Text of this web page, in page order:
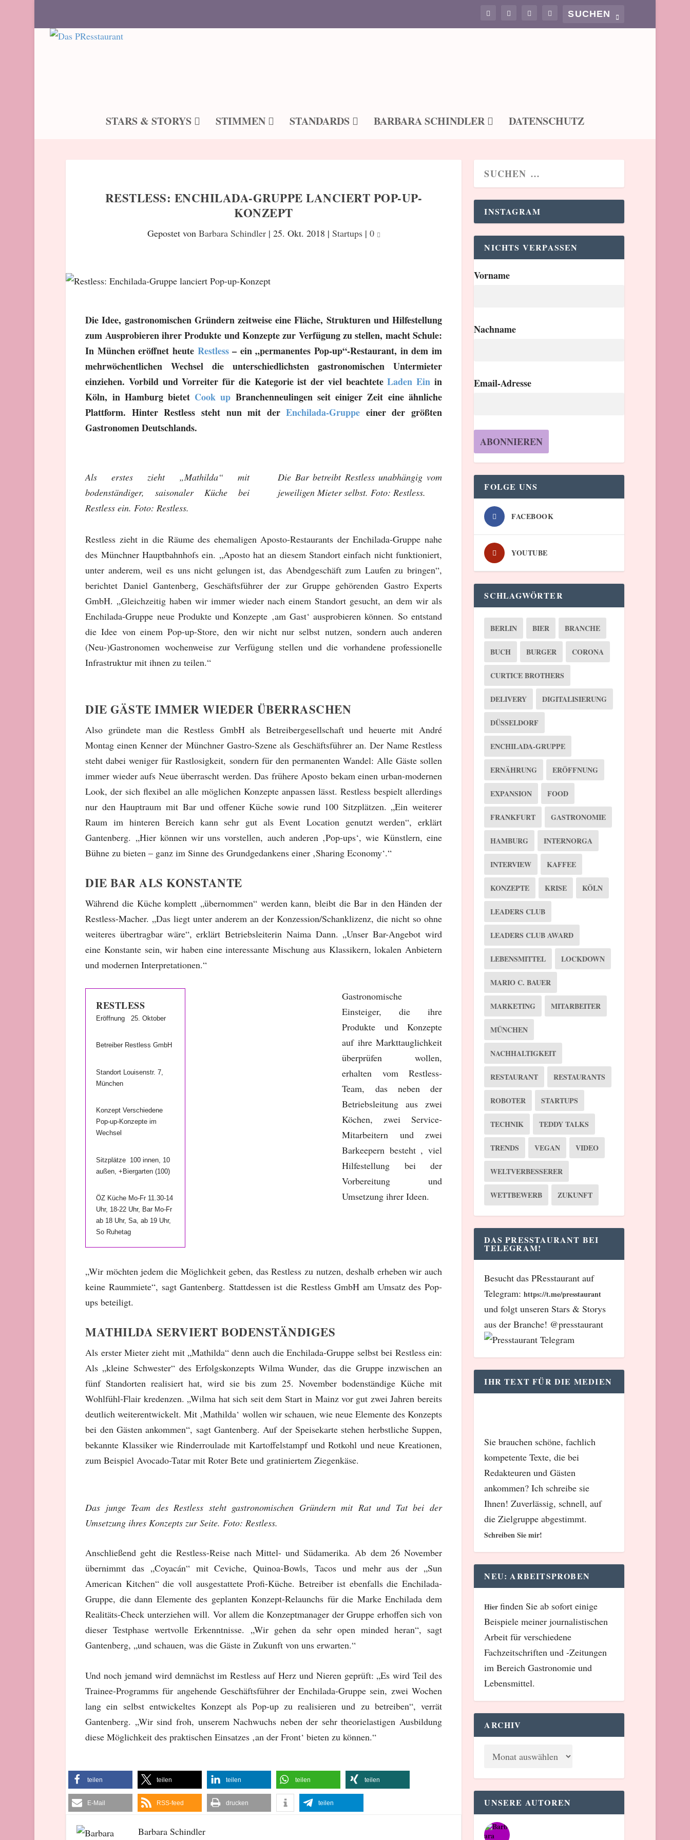
STARS & STORYS STIMMEN STANDARDS BARBARA SCHINDLER DATENSCHUTZ
RESTLESS: ENCHILADA-GRUPPE LANCIERT POP-UP-
KONZEPT
Gepostet von Barbara Schindler| 25. Okt. 2018 | Startups| 0
Die Idee, gastronomischen Gründern zeitweise eine Fläche, Strukturen und Hilfestellung
zum Ausprobieren ihrer Produkte und Konzepte zur Verfügung zu stellen, macht Schule:
In München eröffnet heute Restless– ein „permanentes Pop-up“-Restaurant, in dem im
mehrwöchentlichen Wechsel die unterschiedlichsten gastronomischen Untermieter
einziehen. Vorbild und Vorreiter für die Kategorie ist der viel beachteteLaden Ein in
Köln, in Hamburg bietet Cook up Branchenneulingen seit einiger Zeit eine ähnliche
Plattform. Hinter Restless steht nun mit derEnchilada-Gruppe einer der größten
Gastronomen Deutschlands.
Als erstes zieht „Mathilda“ mit
bodenständiger, saisonaler Küche bei
Restless ein. Foto: Restless.
Die Bar betreibt Restless unabhängig vom
jeweiligen Mieter selbst. Foto: Restless.
Restless zieht in die Räume des ehemaligen Aposto-Restaurants der Enchilada-Gruppe nahe
des Münchner Hauptbahnhofs ein. „Aposto hat an diesem Standort einfach nicht funktioniert,
unter anderem, weil es uns nicht gelungen ist, das Abendgeschäft zum Laufen zu bringen“,
berichtet Daniel Gantenberg, Geschäftsführer der zur Gruppe gehörenden Gastro Experts
GmbH. „Gleichzeitig haben wir immer wieder nach einem Standort gesucht, an dem wir als
Enchilada-Gruppe neue Produkte und Konzepte ‚am Gast‘ ausprobieren können. So entstand
die Idee von einem Pop-up-Store, den wir nicht nur selbst nutzen, sondern auch anderen
(Neu-)Gastronomen wochenweise zur Verfügung stellen und die vorhandene professionelle
Infrastruktur mit ihnen zu teilen.“
DIE GÄSTE IMMER WIEDER ÜBERRASCHEN
Also gründete man die Restless GmbH als Betreibergesellschaft und heuerte mit André
Montag einen Kenner der Münchner Gastro-Szene als Geschäftsführer an. Der Name Restless
steht dabei weniger für Rastlosigkeit, sondern für den permanenten Wandel: Alle Gäste sollen
immer wieder aufs Neue überrascht werden. Das frühere Aposto bekam einen urban-modernen
Look, der sich flexibel an alle möglichen Konzepte anpassen lässt. Restless bespielt allerdings
nur den Hauptraum mit Bar und offener Küche sowie rund 100 Sitzplätzen. „Ein weiterer
Raum im hinteren Bereich kann sehr gut als Event Location genutzt werden“, erklärt
Gantenberg. „Hier können wir uns vorstellen, auch anderen ‚Pop-ups‘, wie Künstlern, eine
Bühne zu bieten – ganz im Sinne des Grundgedankens einer ‚Sharing Economy‘.“
DIE BAR ALS KONSTANTE
Während die Küche komplett „übernommen“ werden kann, bleibt die Bar in den Händen der
Restless-Macher. „Das liegt unter anderem an der Konzession/Schanklizenz, die nicht so ohne
weiteres übertragbar wäre“, erklärt Betriebsleiterin Naima Dann. „Unser Bar-Angebot wird
eine Konstante sein, wir haben eine interessante Mischung aus Klassikern, lokalen Anbietern
und modernen Interpretationen.“
RESTLESS
Eröffnung 25. Oktober
Betreiber Restless GmbH
Standort Louisenstr. 7,
München
Konzept Verschiedene
Pop-up-Konzepte im
Wechsel
Sitzplätze 100 innen, 10
außen, +Biergarten (100)
ÖZ Küche Mo-Fr 11.30-14
Uhr, 18-22 Uhr, Bar Mo-Fr
ab 18 Uhr, Sa, ab 19 Uhr,
So Ruhetag
Gastronomische
Einsteiger, die ihre
Produkte und Konzepte
auf ihre Markttauglichkeit
überprüfen wollen,
erhalten vom Restless-
Team, das neben der
Betriebsleitung aus zwei
Köchen, zwei Service-
Mitarbeitern und zwei
Barkeepern besteht , viel
Hilfestellung bei der
Vorbereitung und
Umsetzung ihrer Ideen.
„Wir möchten jedem die Möglichkeit geben, das Restless zu nutzen, deshalb erheben wir auch
keine Raummiete“, sagt Gantenberg. Stattdessen ist die Restless GmbH am Umsatz des Pop-
ups beteiligt.
MATHILDA SERVIERT BODENSTÄNDIGES
Als erster Mieter zieht mit „Mathilda“ denn auch die Enchilada-Gruppe selbst bei Restless ein:
Als „kleine Schwester“ des Erfolgskonzepts Wilma Wunder, das die Gruppe inzwischen an
fünf Standorten realisiert hat, wird sie bis zum 25. November bodenständige Küche mit
Wohlfühl-Flair kredenzen. „Wilma hat sich seit dem Start in Mainz vor gut zwei Jahren bereits
deutlich weiterentwickelt. Mit ‚Mathilda‘ wollen wir schauen, wie neue Elemente des Konzepts
bei den Gästen ankommen“, sagt Gantenberg. Auf der Speisekarte stehen herbstliche Suppen,
bekannte Klassiker wie Rinderroulade mit Kartoffelstampf und Rotkohl und neue Kreationen,
zum Beispiel Avocado-Tatar mit Roter Bete und gratiniertem Ziegenkäse.
Das junge Team des Restless steht gastronomischen Gründern mit Rat und Tat bei der
Umsetzung ihres Konzepts zur Seite. Foto: Restless.
Anschließend geht die Restless-Reise nach Mittel- und Südamerika. Ab dem 26 November
übernimmt das „Coyacán“ mit Ceviche, Quinoa-Bowls, Tacos und mehr aus der „Sun
American Kitchen“ die voll ausgestattete Profi-Küche. Betreiber ist ebenfalls die Enchilada-
Gruppe, die dann Elemente des geplanten Konzept-Relaunchs für die Marke Enchilada dem
Realitäts-Check unterziehen will. Vor allem die Konzeptmanager der Gruppe erhoffen sich von
dieser Testphase wertvolle Erkenntnisse. „Wir gehen da sehr open minded heran“, sagt
Gantenberg, „und schauen, was die Gäste in Zukunft von uns erwarten.“
Und noch jemand wird demnächst im Restless auf Herz und Nieren geprüft: „Es wird Teil des
Trainee-Programms für angehende Geschäftsführer der Enchilada-Gruppe sein, zwei Wochen
lang ein selbst entwickeltes Konzept als Pop-up zu realisieren und zu betreiben“, verrät
Gantenberg. „Wir sind froh, unserem Nachwuchs neben der sehr theorielastigen Ausbildung
diese Möglichkeit des praktischen Einsatzes ‚an der Front‘ bieten zu können.“
teilen teilen teilen teilen teilen
E-Mail RSS-feed drucken teilen
Barbara Schindler
INSTAGRAM
NICHTS VERPASSEN
Vorname
Nachname
Email-Adresse
FOLGE UNS
FACEBOOK
YOUTUBE
SCHLAGWÖRTER
BERLIN BIER BRANCHE
BUCH BURGER CORONA
CURTICE BROTHERS
DELIVERY DIGITALISIERUNG
DÜSSELDORF
ENCHILADA-GRUPPE
ERNÄHRUNG ERÖFFNUNG
EXPANSION FOOD
FRANKFURT GASTRONOMIE
HAMBURG INTERNORGA
INTERVIEW KAFFEE
KONZEPTE KRISE KÖLN
LEADERS CLUB
LEADERS CLUB AWARD
LEBENSMITTEL LOCKDOWN
MARIO C. BAUER
MARKETING MITARBEITER
MÜNCHEN
NACHHALTIGKEIT
RESTAURANT RESTAURANTS
ROBOTER STARTUPS
TECHNIK TEDDY TALKS
TRENDS VEGAN VIDEO
WELTVERBESSERER
WETTBEWERB ZUKUNFT
DAS PRESSTAURANT BEI
TELEGRAM!
Besucht das PResstaurant auf
Telegram:https://t.me/presstaurant
und folgt unseren Stars & Storys
aus der Branche! @presstaurant
IHR TEXT FÜR DIE MEDIEN
Sie brauchen schöne, fachlich
kompetente Texte, die bei
Redakteuren und Gästen
ankommen? Ich schreibe sie
Ihnen! Zuverlässig, schnell, auf
die Zielgruppe abgestimmt.
Schreiben Sie mir!
NEU: ARBEITSPROBEN
Hierfinden Sie ab sofort einige
Beispiele meiner journalistischen
Arbeit für verschiedene
Fachzeitschriften und -Zeitungen
im Bereich Gastronomie und
Lebensmittel.
ARCHIV
UNSERE AUTOREN